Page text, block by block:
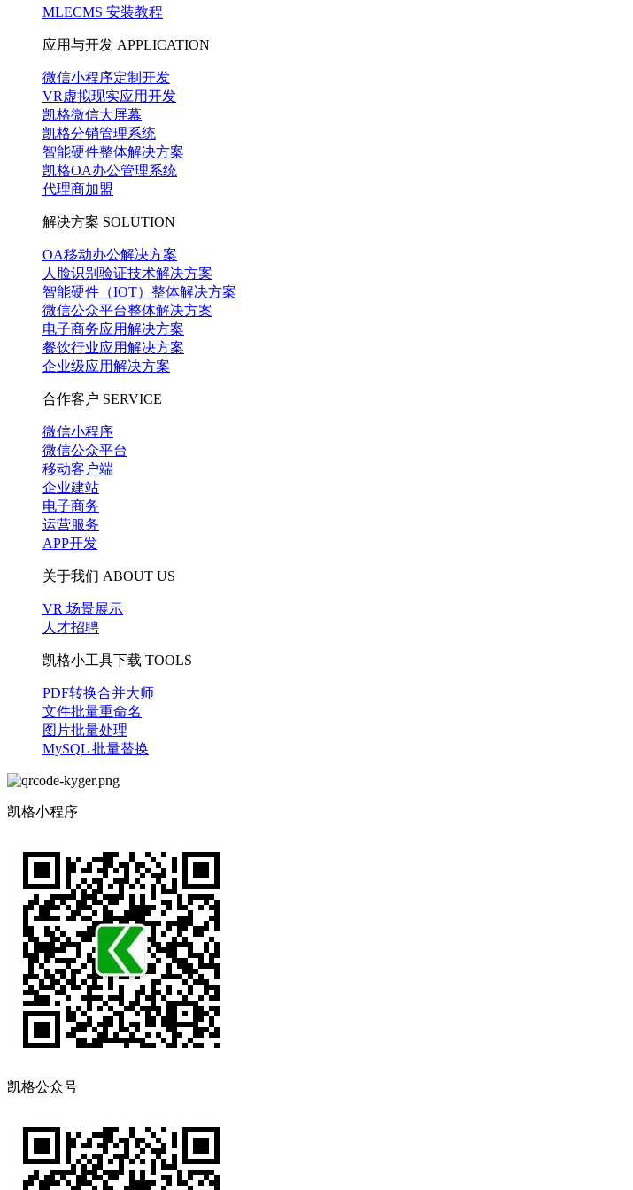
MLECMS 安装教程
应用与开发 APPLICATION
微信小程序定制开发
VR虚拟现实应用开发
凯格微信大屏幕
凯格分销管理系统
智能硬件整体解决方案
凯格OA办公管理系统
代理商加盟
解决方案 SOLUTION
OA移动办公解决方案
人脸识别验证技术解决方案
智能硬件（IOT）整体解决方案
微信公众平台整体解决方案
电子商务应用解决方案
餐饮行业应用解决方案
企业级应用解决方案
合作客户 SERVICE
微信小程序
微信公众平台
移动客户端
企业建站
电子商务
运营服务
APP开发
关于我们 ABOUT US
VR 场景展示
人才招聘
凯格小工具下载 TOOLS
PDF转换合并大师
文件批量重命名
图片批量处理
MySQL 批量替换
凯格小程序
凯格公众号